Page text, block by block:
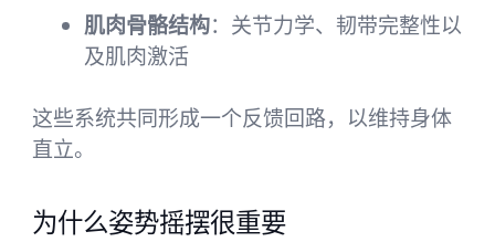
肌肉骨骼结构：关节力学、韧带完整性以
及肌肉激活
这些系统共同形成一个反馈回路，以维持身体
直立。
为什么姿势摇摆很重要